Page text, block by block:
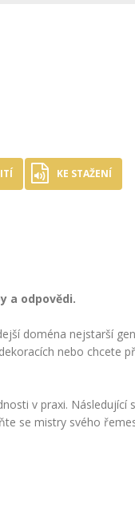
KE STAŽENÍ
a odpovědi.
doména nejstarší
nebo chcete
v praxi. Následující
se mistry svého